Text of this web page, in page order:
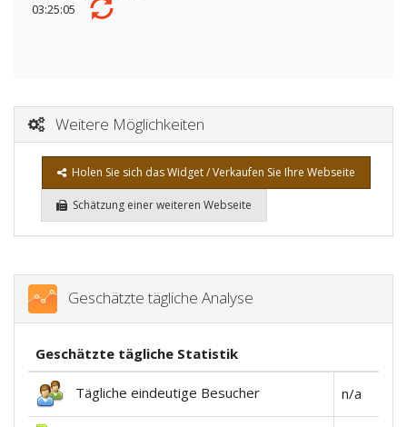
03:25:05
Weitere Möglichkeiten
Holen Sie sich das Widget / Verkaufen Sie Ihre Webseite
Schätzung einer weiteren Webseite
Geschätzte tägliche Analyse
Geschätzte tägliche Statistik
Tägliche eindeutige Besucher n/a